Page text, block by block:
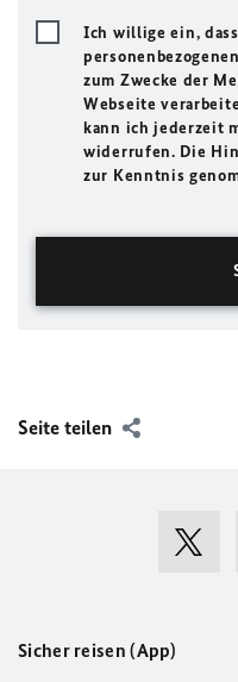
Ich willige ein,
zum Zwecke der
Webseite
kann ich jederzeit
widerrufen. Die
zur Kenntnis
Seite teilen
Sicher reisen (App)